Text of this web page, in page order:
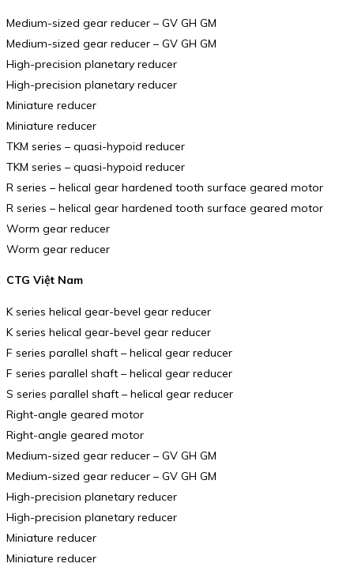
Medium-sized gear reducer – GV GH GM
Medium-sized gear reducer – GV GH GM
High-precision planetary reducer
High-precision planetary reducer
Miniature reducer
Miniature reducer
TKM series – quasi-hypoid reducer
TKM series – quasi-hypoid reducer
R series – helical gear hardened tooth surface geared motor
R series – helical gear hardened tooth surface geared motor
Worm gear reducer
Worm gear reducer
CTG Việt Nam
K series helical gear-bevel gear reducer
K series helical gear-bevel gear reducer
F series parallel shaft – helical gear reducer
F series parallel shaft – helical gear reducer
S series parallel shaft – helical gear reducer
Right-angle geared motor
Right-angle geared motor
Medium-sized gear reducer – GV GH GM
Medium-sized gear reducer – GV GH GM
High-precision planetary reducer
High-precision planetary reducer
Miniature reducer
Miniature reducer